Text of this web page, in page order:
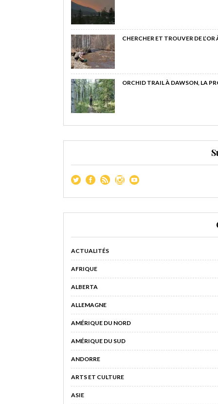
CHERCHER ET TROUVER DE
ORCHID TRAIL À DAWSON, LA
ACTUALITÉS
AFRIQUE
ALBERTA
ALLEMAGNE
AMÉRIQUE DU NORD
AMÉRIQUE DU SUD
ANDORRE
ARTS ET CULTURE
ASIE